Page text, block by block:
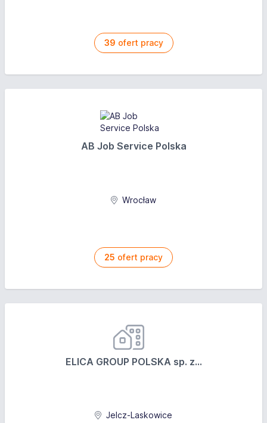
39 ofert pracy
AB Job Service Polska
Wrocław
25 ofert pracy
ELICA GROUP POLSKA sp. z...
Jelcz-Laskowice